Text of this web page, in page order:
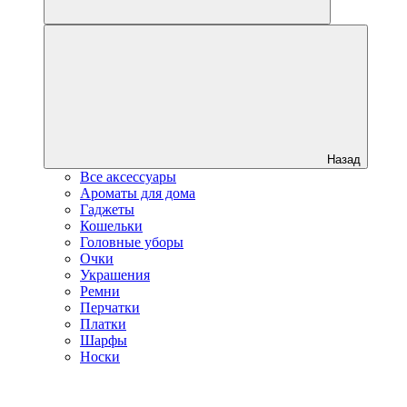
Назад
Все аксессуары
Ароматы для дома
Гаджеты
Кошельки
Головные уборы
Очки
Украшения
Ремни
Перчатки
Платки
Шарфы
Носки